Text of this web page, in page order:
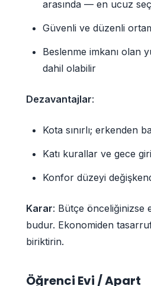
arasında — en ucuz
Güvenli ve düzenli
Beslenme imkanı olan
dahil olabilir
Dezavantajlar:
Kota sınırlı; erkenden
Katı kurallar ve gece
Konfor düzeyi
Karar: Bütçe önceliğinizse
budur. Ekonomiden
biriktirin.
Öğrenci Evi / Apart